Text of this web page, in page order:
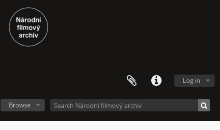
Log in
Browse
[Subseries] Cesta
[Subseries] Možná
[Subseries] 28 stotín Synagógy
[Subseries] Z lásky